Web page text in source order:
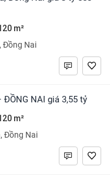
m²
Đồng Nai
ĐỒNG NAI giá 3,55 tỷ
m²
Đồng Nai